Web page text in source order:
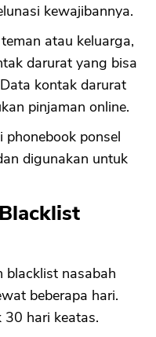
kewajibannya.
atau keluarga,
darurat yang bisa
kontak darurat
pinjaman online.
phonebook ponsel
digunakan untuk
blacklist nasabah
beberapa hari.
30 hari keatas.